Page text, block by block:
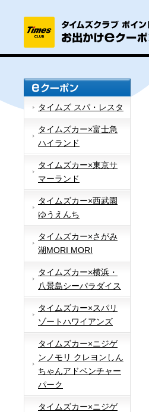
タイムズ スパ・レスタ
タイムズカー×富士急
ハイランド
タイムズカー×東京サ
マーランド
タイムズカー×西武園
ゆうえんち
タイムズカー×さがみ
湖MORI MORI
タイムズカー×横浜・
八景島シーパラダイス
タイムズカー×スパリ
ゾートハワイアンズ
タイムズカー×ニジゲ
ンノモリ クレヨンしん
ちゃんアドベンチャー
パーク
タイムズカー×ニジゲ